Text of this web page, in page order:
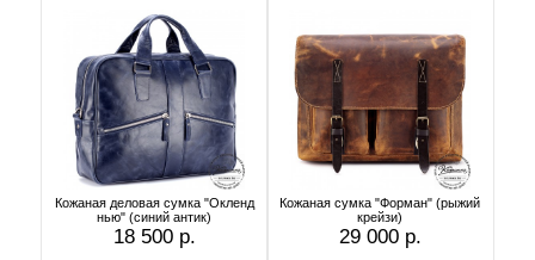
Кожаная деловая сумка "Окленд
нью" (синий антик)
18 500 р.
Кожаная сумка "Форман" (рыжий
крейзи)
29 000 р.